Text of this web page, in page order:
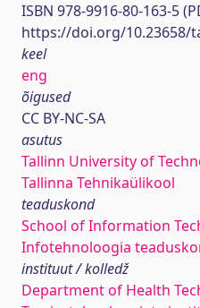
ISBN 978-9916-80-163-5
https://doi.org/10.23658/
keel
eng
õigused
CC BY-NC-SA
asutus
Tallinn University of
Tallinna Tehnikaülikool
teaduskond
School of Information
Infotehnoloogia
instituut / kolledž
Department of Health